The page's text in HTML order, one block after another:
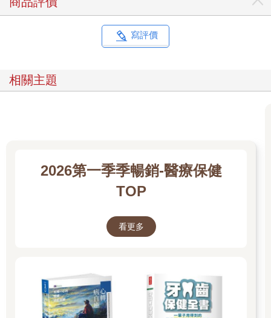
寫評價
相關主題
2026第一季季暢銷-醫療保健
TOP
看更多